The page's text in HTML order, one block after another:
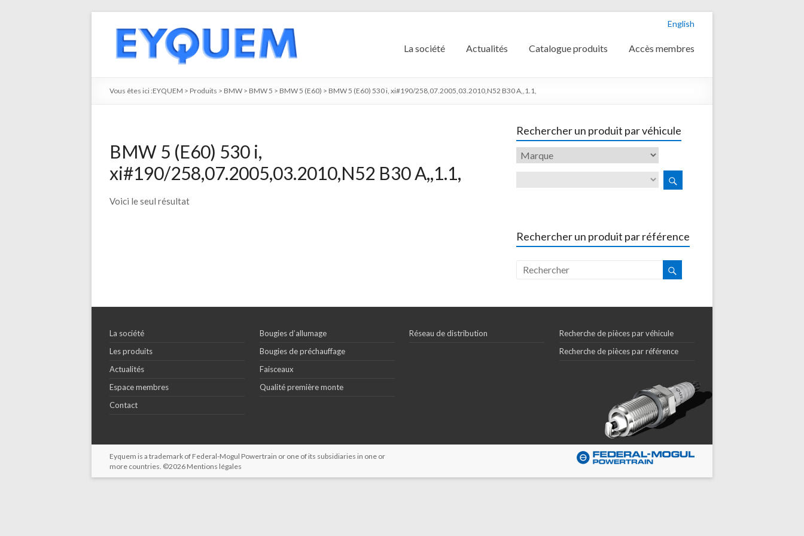
English
La société Actualités Catalogue produits Accès membres
Vous êtes ici :EYQUEM > Produits > BMW > BMW 5 > BMW 5 (E60) > BMW 5 (E60) 530 i, xi#190/258,07.2005,03.2010,N52 B30 A,,1.1,
BMW 5 (E60) 530 i,
xi#190/258,07.2005,03.2010,N52 B30 A,,1.1,
Voici le seul résultat
Rechercher un produit par véhicule
Rechercher un produit par référence
La société
Les produits
Actualités
Espace membres
Contact
Bougies d’allumage
Bougies de préchauffage
Faisceaux
Qualité première monte
Réseau de distribution
Recherche de pièces par véhicule
Recherche de pièces par référence
Eyquem is a trademark of Federal-Mogul Powertrain or one of its subsidiaries in one or
more countries. ©2026 Mentions légales